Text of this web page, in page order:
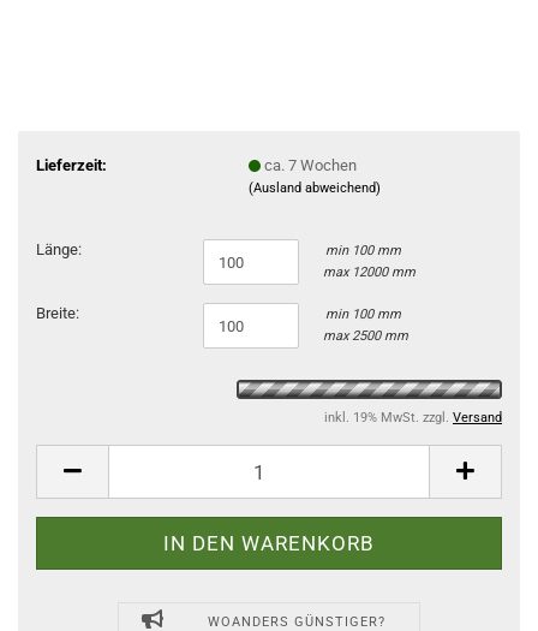
Lieferzeit: ca. 7 Wochen
(Ausland abweichend)
Länge:
min 100 mm
max 12000 mm
Breite:
min 100 mm
max 2500 mm
inkl. 19% MwSt. zzgl. Versand
WOANDERS GÜNSTIGER?